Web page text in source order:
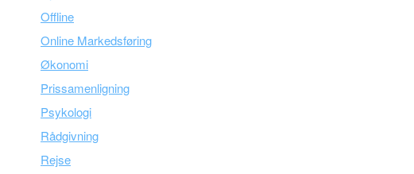
Offline
Online Markedsføring
Økonomi
Prissamenligning
Psykologi
Rådgivning
Rejse